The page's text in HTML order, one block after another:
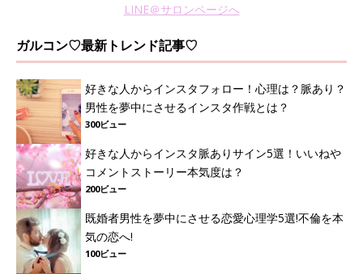
LINE＠サロンページへ
ガルコン♡最新トレンド記事♡
好きな人からインスタフォロー！心理は？脈あり？
男性を夢中にさせるインスタ作戦とは？
300ビュー
好きな人からインスタ脈ありサイン5選！いいねや
コメントストーリー本気度は？
200ビュー
既婚者男性を夢中にさせる恋愛心理学5選!不倫を本
気の恋へ!
100ビュー